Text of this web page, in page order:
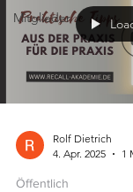
Mitglieder
Rolf Dietrich
4. Apr. 2025
1
Öffentlich